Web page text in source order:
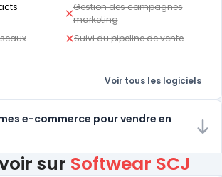
Gestion des campagnes
marketing
Suivi du pipeline de vente
Voir tous les logiciels
e-commerce pour vendre en
sur Softwear SCJ